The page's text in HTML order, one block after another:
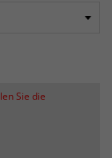
Sie die